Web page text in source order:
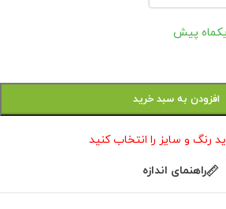
یکماه پیش
افزودن به سبد خرید
رنگ و سایز را انتخاب کنید
راهنمای اندازه